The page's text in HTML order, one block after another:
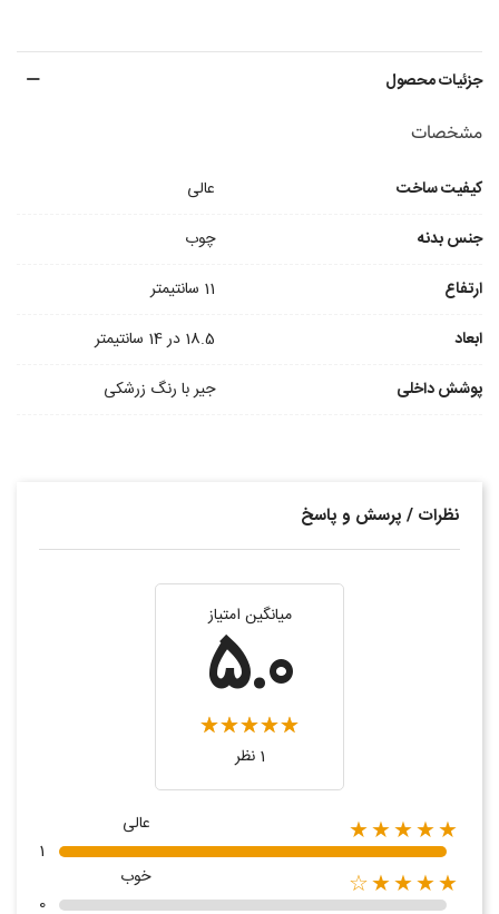
جزئیات محصول
مشخصات
کیفیت ساخت
عالی
جنس بدنه
چوب
ارتفاع
11 سانتیمتر
ابعاد
18.5 در 14 سانتیمتر
پوشش داخلی
جیر با رنگ زرشکی
نظرات / پرسش و پاسخ
میانگین امتیاز
5.0
1 نظر
★★★★★
عالی
1
★★★★☆
خوب
0